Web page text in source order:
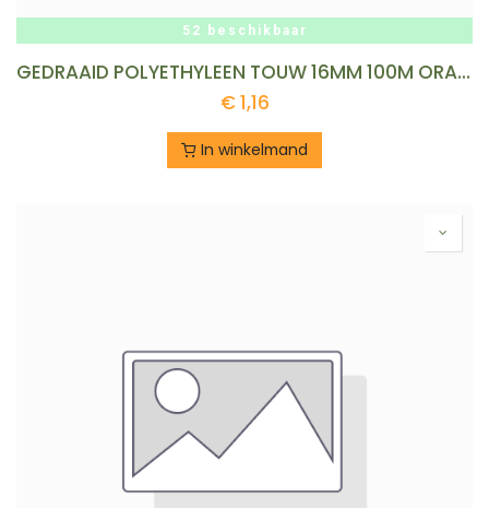
52 beschikbaar
GEDRAAID POLYETHYLEEN TOUW 16MM 100M ORANJE REF:PEOR 16-100B LEDENT
€1,16
In winkelmand